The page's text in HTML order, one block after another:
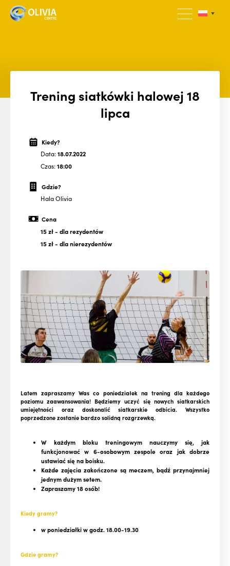
Trening siatkówki halowej 18
lipca
Kiedy?
Data:18.07.2022
Czas:18:00
Gdzie?
Hala Olivia
Cena
15 zł- dla rezydentów
15 zł- dla nierezydentów
Latem zapraszamy Was co poniedziałek na trening dla każdego
poziomu zaawansowania! Będziemy uczyć się nowych siatkarskich
umiejętności oraz doskonalić siatkarskie odbicia. Wszystko
poprzedzone zostanie bardzo solidną rozgrzewką.
W każdym bloku treningowym nauczymy się, jak
funkcjonować w 6-osobowym zespole oraz jak dobrze
ustawiać się na boisku.
Każde zajęcia zakończone są meczem, bądź przynajmniej
jednym dużym setem.
Zapraszamy 18 osób!
Kiedy gramy?
w poniedziałki w godz. 18.00-19.30
Gdzie gramy?